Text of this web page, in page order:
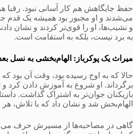
حفظ جایگاهش هم کار آسانی نبود. رقبا
می‌شدند و او مجبور بود همیشه یک قدم
و نشیب‌ها، او را قوی‌تر کردند و نشان
به برد نیست، بلکه به استقامت است.
میراث یک پوکرباز: الهام‌بخشی به نسل
حالا که به اوج رسیده بود، وقت آن بود که
برگرداند. او شروع به آموزش دادن کرد و
بازیکنان جوان‌تر به اشتراک گذاشت.
الهام‌بخش شد و نشان داد که با تلاش،
گاهی در مصاحبه‌ها از مسیرش حرف